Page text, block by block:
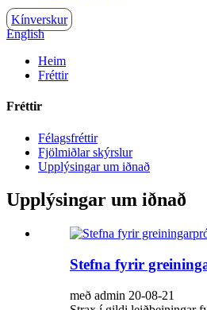
Kínverskur
English
Heim
Fréttir
Fréttir
Félagsfréttir
Fjölmiðlar skýrslur
Upplýsingar um iðnað
Upplýsingar um iðnað
Stefna fyrir
með admin 20-08-21